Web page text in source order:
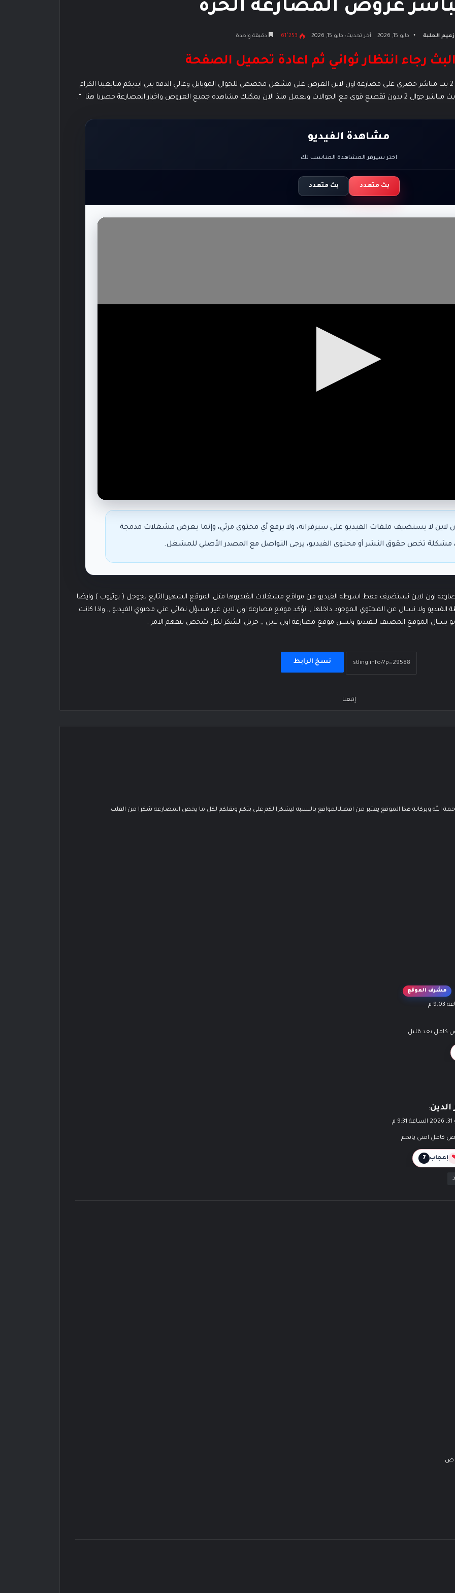
عروض المصارعة الحرة
زعيم الحلبة مايو 15, 2026 آخر تحديث: مايو 15, 2026 61٬253 دقيقة واحدة
رجاء انتظار ثواني ثم اعادة تحميل الصفحة
مشاهدة جميع عروض المصارعة الحرة حواسيب وجوال 2 بث مباشر حصري على مصارعة اون لاين العرض على مشغل مخصص للجوال الموبايل وعالي الدقة بين ايديكم متابعينا الكرام
مشاهدة الفيديو
اختر سيرفر المشاهدة المناسب لك
بث متعدد بث متعدد
لاين لا يستضيف ملفات الفيديو على سيرفراته، ولا يرفع أي محتوى مرئي، وإنما يعرض مشغلات مدمجة
مشكلة تخص حقوق النشر أو محتوى الفيديو، يرجى التواصل مع المصدر الأصلي للمشغل.
اون لاين نستضيف فقط اشرطة الفيديو من مواقع مشغلات الفيديوها مثل الموقع الشهير التابع لجوجل ( يوتيوب ) وايضا
ولا نسال عن المحتوي الموجود داخلها ,, نؤكد موقع مصارعة اون لاين غير مسؤل نهائي عني محتوي الفيديو ,, واذا كانت
يسال الموقع المضيف للفيديو وليس موقع مصارعة اون لاين ,, جزيل الشكر لكل شخص يتفهم الامر .
نسخ الرابط
إتبعنا
الله وبركاته هذا الموقع يعتبر من افضلالمواقع بالنسبه ليشكرا لكم على بثكم ونقلكم لكل ما يخص المصارعه شكرا من القلب
مشرف الموقع
:
كامل بعد قليل
الدين:
م
كامل امتى يانجم
إعجاب 7